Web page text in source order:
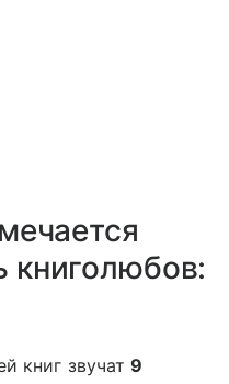
книголюбов:
книг звучат 9